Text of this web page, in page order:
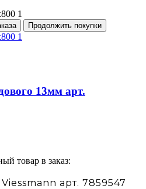
Продолжить покупки
13мм арт.
товар в заказ:
арт. 7859547